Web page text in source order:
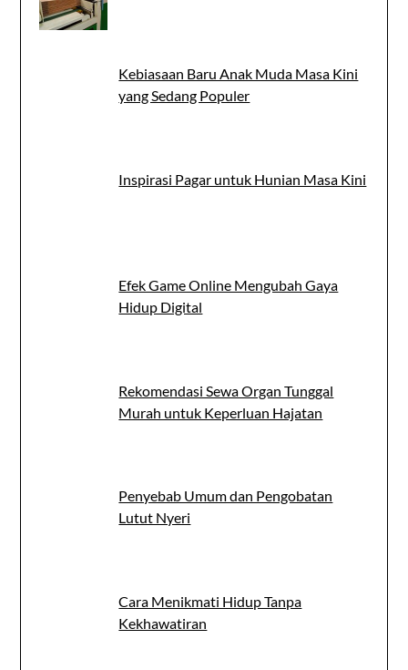
Kebiasaan Baru Anak Muda Masa Kini
yang Sedang Populer
Inspirasi Pagar untuk Hunian Masa Kini
Efek Game Online Mengubah Gaya
Hidup Digital
Rekomendasi Sewa Organ Tunggal
Murah untuk Keperluan Hajatan
Penyebab Umum dan Pengobatan
Lutut Nyeri
Cara Menikmati Hidup Tanpa
Kekhawatiran